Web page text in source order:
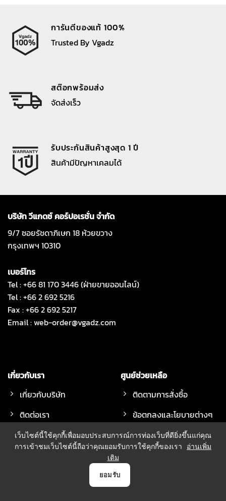
การันตีของแท้ 100%
Trusted By Vgadz
สต๊อกพร้อมส่ง
จัดส่งเร็ว
รับประกันสินค้าสูงสุด 1 ปี
สินค้ามีปัญหาเคลมได้
บริษัท วีแกดซ์ คอร์ปอเรชั่น จำกัด
9/7 ซอยรัชดาภิเษก 18 ห้วยขวาง
กรุงเทพฯ 10310
เบอร์โทร
Tel : +66 81 170 3446 (ฝ่ายขายออนไลน์)
Tel : +66 2 692 5216
Fax : +66 2 692 5217
Email :web-order@vgadz.com
เกี่ยวกับเรา
เกี่ยวกับบริษัท
ติดต่อเรา
Payment
ศูนย์ช่วยเหลือ
ติดตามการสั่งซื้อ
ข้อตกลงและโยบายต่างๆ
เว็บไซต์นี้ใช้คุกกี้เพื่อมอบประสบการณ์การท่องเว็บที่ดียิ่งขึ้นแก่คุณ
การเข้าชมเว็บไซต์นี้ถือว่าคุณยอมรับการใช้คุกกี้ของเรา
อ่านเพิ่ม
เติม
ยอมรับ